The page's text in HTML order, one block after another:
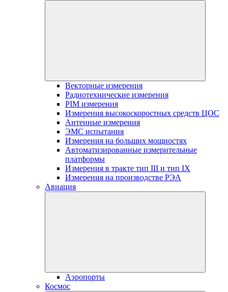
Векторные измерения
Радиотехнические измерения
PIM измерения
Измерения высокоскоростных средств ЦОС
Антенные измерения
ЭМС испытания
Измерения на больших мощностях
Автоматизированные измерительные
платформы
Измерения в тракте тип III и тип IX
Измерения на производстве РЭА
Авиация
Аэропорты
Космос